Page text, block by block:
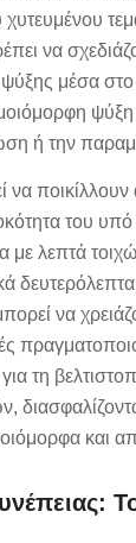
χυτευμένου
να
μέσα στο
ψύξη
ή την
να
του υπό
με λεπτά
να
τη
και